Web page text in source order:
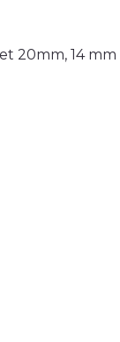
20mm, 14 mm